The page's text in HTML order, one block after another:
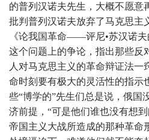
的普列汉诺夫先生，大概不愿意
批判普列汉诺夫放弃了马克思主
《论我国革命——评尼•苏汉诺
这个问题上的争论，指出那些反
人对马克思主义的革命辩证法一
命时刻要有极大的灵活性的指示
些“博学的”先生们总是说，俄国
济前提，“可是他们谁也没有想
帝国主义大战所造成的那种革命